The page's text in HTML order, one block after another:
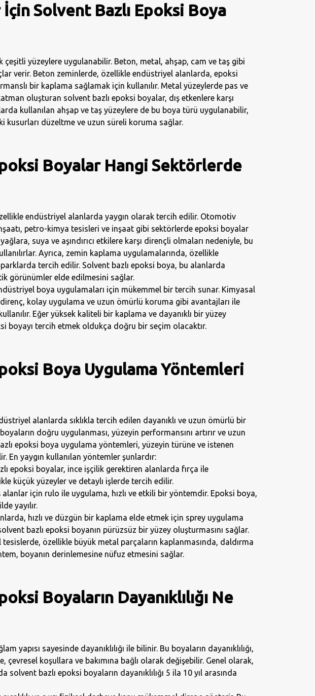
Solvent Bazlı Epoksi Boya
çeşitli yüzeylere uygulanabilir. Beton, metal, ahşap, cam ve taş gibi
verir. Beton zeminlerde, özellikle endüstriyel alanlarda, epoksi
bir kaplama sağlamak için kullanılır. Metal yüzeylerde pas ve
oluşturan solvent bazlı epoksi boyalar, dış etkenlere karşı
kullanılan ahşap ve taş yüzeylere de bu boya türü uygulanabilir,
kusurları düzeltme ve uzun süreli koruma sağlar.
Boyalar Hangi Sektörlerde
endüstriyel alanlarda yaygın olarak tercih edilir. Otomotiv
petro-kimya tesisleri ve inşaat gibi sektörlerde epoksi boyalar
suya ve aşındırıcı etkilere karşı dirençli olmaları nedeniyle, bu
Ayrıca, zemin kaplama uygulamalarında, özellikle
tercih edilir. Solvent bazlı epoksi boya, bu alanlarda
görünümler elde edilmesini sağlar.
boya uygulamaları için mükemmel bir tercih sunar. Kimyasal
kolay uygulama ve uzun ömürlü koruma gibi avantajları ile
Eğer yüksek kaliteli bir kaplama ve dayanıklı bir yüzey
boyayı tercih etmek oldukça doğru bir seçim olacaktır.
Boya Uygulama Yöntemleri
alanlarda sıklıkla tercih edilen dayanıklı ve uzun ömürlü bir
doğru uygulanması, yüzeyin performansını artırır ve uzun
epoksi boya uygulama yöntemleri, yüzeyin türüne ve istenen
En yaygın kullanılan yöntemler şunlardır:
epoksi boyalar, ince işçilik gerektiren alanlarda fırça ile
küçük yüzeyler ve detaylı işlerde tercih edilir.
alanlar için rulo ile uygulama, hızlı ve etkili bir yöntemdir. Epoksi boya,
yayılır.
hızlı ve düzgün bir kaplama elde etmek için sprey uygulama
bazlı epoksi boyanın pürüzsüz bir yüzey oluşturmasını sağlar.
tesislerde, özellikle büyük metal parçaların kaplanmasında, daldırma
boyanın derinlemesine nüfuz etmesini sağlar.
Boyaların Dayanıklılığı Ne
yapısı sayesinde dayanıklılığı ile bilinir. Bu boyaların dayanıklılığı,
çevresel koşullara ve bakımına bağlı olarak değişebilir. Genel olarak,
solvent bazlı epoksi boyaların dayanıklılığı 5 ila 10 yıl arasında